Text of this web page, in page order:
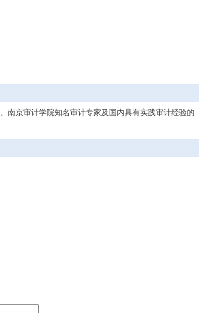
南京审计学院知名审计专家及国内具有实践审计经验的